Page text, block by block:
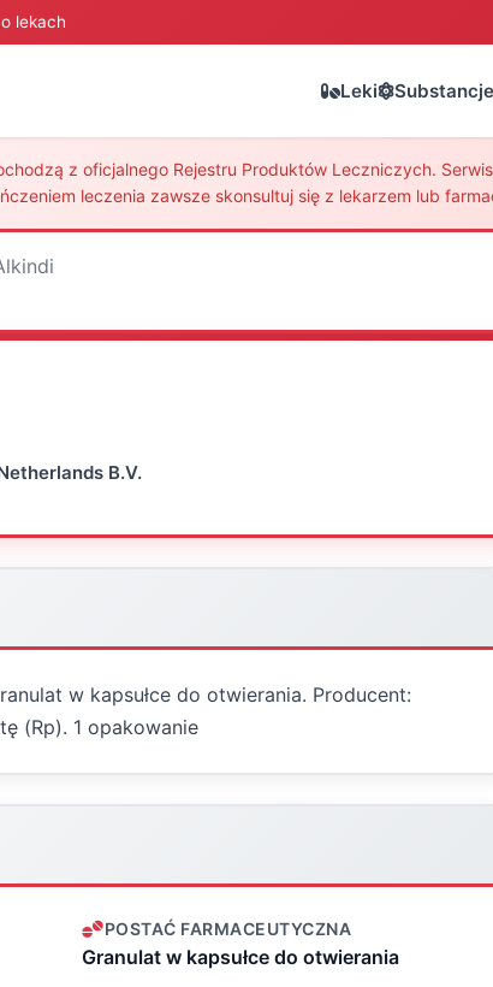
lekach
Leki
z oficjalnego Rejestru Produktów Leczniczych.
leczenia zawsze skonsultuj się z lekarzem lub
B.V.
w kapsułce do otwierania. Producent:
(Rp). 1 opakowanie
POSTAĆ FARMACEUTYCZNA
Granulat w kapsułce do otwierania